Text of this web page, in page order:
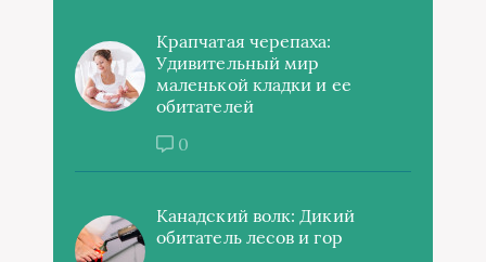
Крапчатая черепаха:
Удивительный мир
маленькой кладки и ее
обитателей
0
Канадский волк: Дикий
обитатель лесов и гор